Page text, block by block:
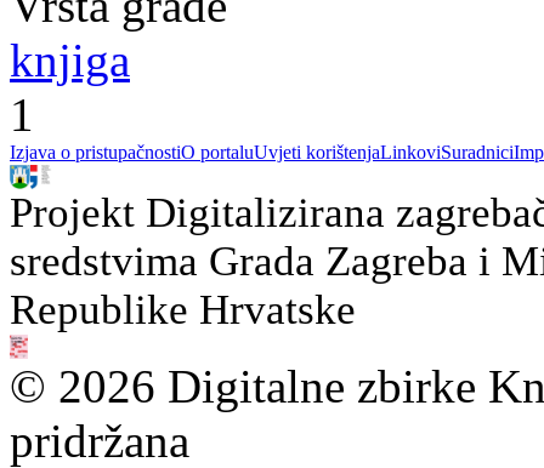
knjiga
1
Izjava o pristupačnostiO portaluUvjeti korištenjaLinkoviSuradnici
Projekt Digitalizirana
sredstvima Grada Zagreba i
Republike Hrvatske
© 2026 Digitalne zbirke
pridržana